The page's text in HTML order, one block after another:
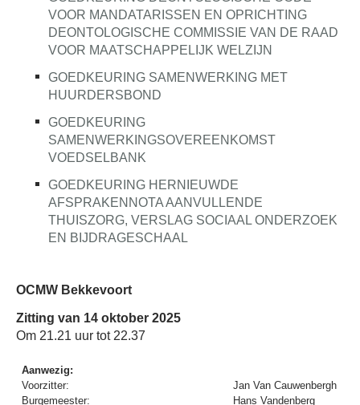
VOOR MANDATARISSEN EN OPRICHTING
DEONTOLOGISCHE COMMISSIE VAN DE RAAD
VOOR MAATSCHAPPELIJK WELZIJN
GOEDKEURING SAMENWERKING MET
HUURDERSBOND
GOEDKEURING
SAMENWERKINGSOVEREENKOMST
VOEDSELBANK
GOEDKEURING HERNIEUWDE
AFSPRAKENNOTA AANVULLENDE
THUISZORG, VERSLAG SOCIAAL ONDERZOEK
EN BIJDRAGESCHAAL
OCMW Bekkevoort
Zitting van 14 oktober 2025
Om 21.21 uur tot 22.37
Aanwezig:
Voorzitter:
Jan Van Cauwenbergh
Burgemeester:
Hans Vandenberg